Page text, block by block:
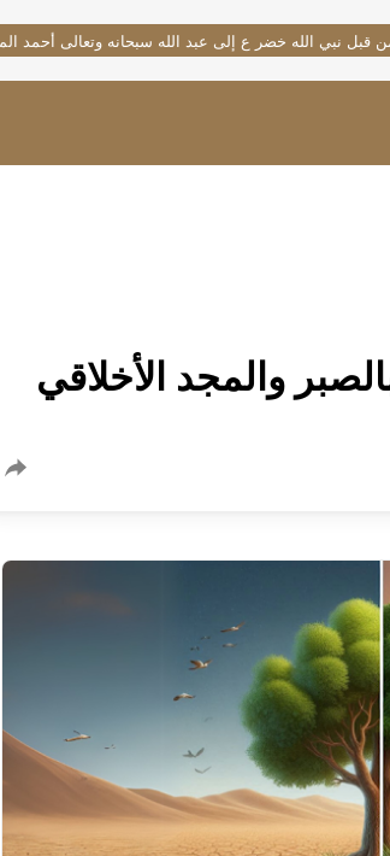
قبل نبي الله خضر ع إلى عبد الله سبحانه وتعالى أحمد
والمجد الأخلاقي